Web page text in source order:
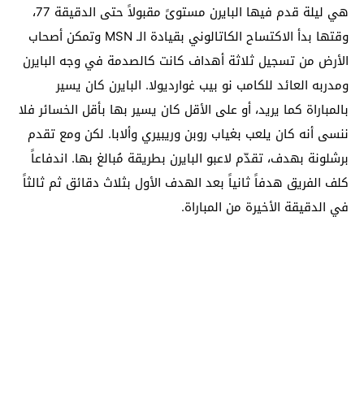
هي ليلة قدم فيها البايرن مستوىً مقبولاً حتى الدقيقة 77،
وقتها بدأ الاكتساح الكاتالوني بقيادة الـ MSN وتمكن أصحاب
الأرض من تسجيل ثلاثة أهداف كانت كالصدمة في وجه البايرن
ومدربه العائد للكامب نو بيب غوارديولا. البايرن كان يسير
بالمباراة كما يريد، أو على الأقل كان يسير بها بأقل الخسائر فلا
ننسى أنه كان يلعب بغياب روبن وريبيري وألابا. لكن ومع تقدم
برشلونة بهدف، تقدّم لاعبو البايرن بطريقة مُبالغ بها. اندفاعاً
كلف الفريق هدفاً ثانياً بعد الهدف الأول بثلاث دقائق ثم ثالثاً
في الدقيقة الأخيرة من المباراة.